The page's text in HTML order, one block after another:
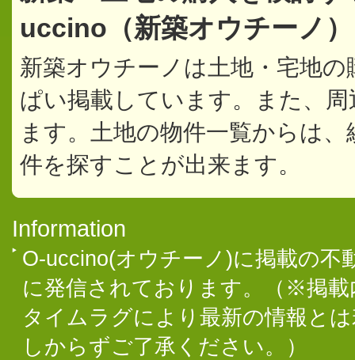
uccino（新築オウチーノ
新築オウチーノは土地・宅地
ぱい掲載しています。また、
ます。土地の物件一覧からは
件を探すことが出来ます。
Information
O-uccino(オウチーノ)に掲載の不
に発信されております。（※掲
タイムラグにより最新の情報と
しからずご了承ください。）